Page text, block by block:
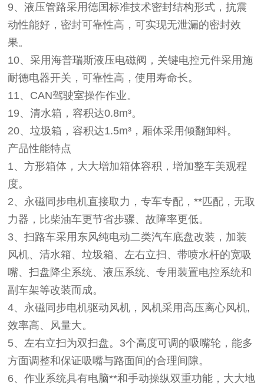
9、液压管路采用德国标准技术密封结构形式，抗震
动性能好，密封可靠性高，可实现无泄漏的密封效
果。
10、采用海普瑞斯液压电磁阀，关键电控元件采用施
耐德电器开关，可靠性高，使用寿命长。
11、CAN驾驶室操作作业。
19、清水箱，容积达0.8m³。
20、垃圾箱，容积达1.5m³，厢体采用倾翻卸料。
产品性能特点
1、方形箱体，大大增加箱体容积，增加整车美观程
度。
2、永磁同步电机直接取力，专车专配，**匹配，无取
力器，比柴油车更节省步骤、故障率更低。
3、扫路车采用东风纯电动二类汽车底盘改装，加装
风机、清水箱、垃圾箱、左右立扫、带喷水杆的宽吸
嘴、扫盘降尘系统、液压系统、专用装置电控系统和
副车架等改装而成。
4、永磁同步电机驱动风机，风机采用高压离心风机,
效率高、风量大。
5、左右立扫为双扫盘。3个高度可调的吸嘴轮，能多
方面调整和保证吸嘴与路面间的合理间隙。
6、作业系统具有电脑**和手动操纵双重功能，大大地